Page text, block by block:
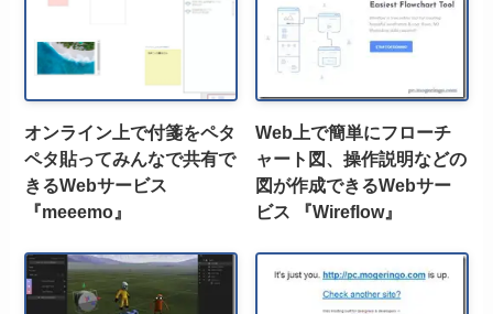
オンライン上で付箋をペタ
ペタ貼ってみんなで共有で
きるWebサービス
『meeemo』
Web上で簡単にフローチ
ャート図、操作説明などの
図が作成できるWebサー
ビス 『Wireflow』